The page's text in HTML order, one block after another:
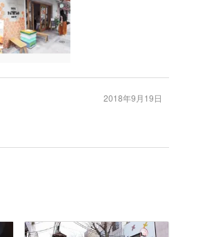
2018年9月19日